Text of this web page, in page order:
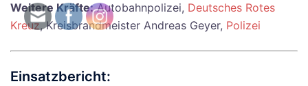
Weitere Kräfte:Autobahnpolizei, Deutsches Rotes
Kreuz, Kreisbrandmeister Andreas Geyer, Polizei
Einsatzbericht: